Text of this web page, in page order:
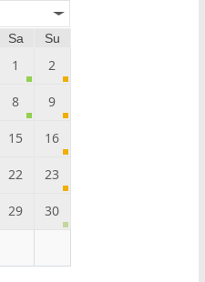
Sa Su
1 2
8 9
15 16
22 23
29 30